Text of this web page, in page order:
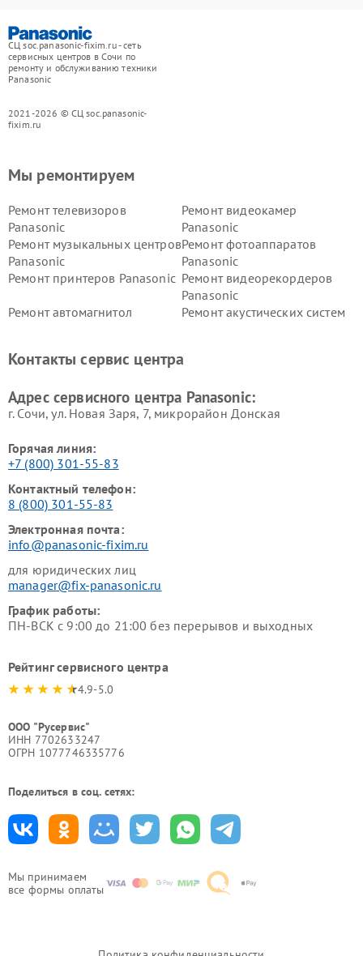
СЦ soc.panasonic-fixim.ru - сеть
сервисных центров в Сочи по
ремонту и обслуживанию техники
Panasonic
2021-2026 © СЦ soc.panasonic-
fixim.ru
Мы принимаем
все формы оплаты
Мы ремонтируем
Ремонт телевизоров
Panasonic
Ремонт видеокамер
Panasonic
Ремонт музыкальных центров
Panasonic
Ремонт фотоаппаратов
Panasonic
Ремонт принтеров Panasonic Ремонт видеорекордеров
Panasonic
Ремонт автомагнитол
Ремонт акустических систем
панелей Panasonic
Контакты сервис центра
Адрес сервисного центра Panasonic:
г. Сочи, ул. Новая Заря, 7, микрорайон Донская
Горячая линия:
+7 (800) 301-55-83
Контактный телефон:
8 (800) 301-55-83
Электронная почта:
info@panasonic-fixim.ru
для юридических лиц
manager@fix-panasonic.ru
График работы:
ПН-ВСК с 9:00 до 21:00 без перерывов и выходных
Рейтинг сервисного центра
4.9-5.0
ООО "Русервис"
ИНН 7702633247
ОГРН 1077746335776
Поделиться в соц. сетях: